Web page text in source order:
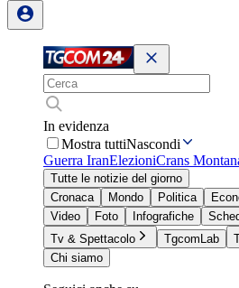
In evidenza
Mostra tuttiNascondi
Guerra IranElezioniCrans
Tutte le notizie del giorno
Cronaca
Mondo Politica
Video
Foto Infografiche
Tv & Spettacolo
TgcomLab
Chi siamo